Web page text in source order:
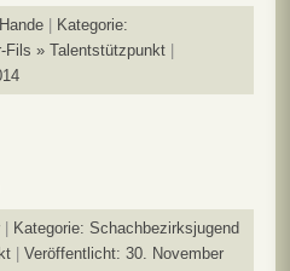
Kategorie:
Fils » Talentstützpunkt
Kategorie: Schachbezirksjugend
Veröffentlicht: 30. November